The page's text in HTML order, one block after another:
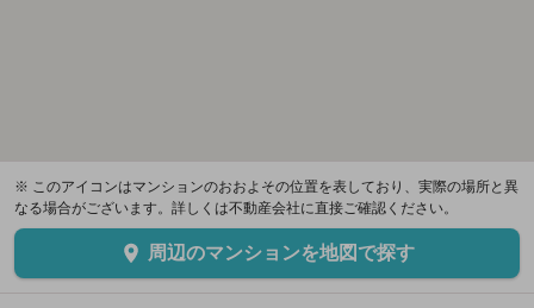
※ このアイコンはマンションのおおよその位置を表しており、実際の場所と異
なる場合がございます。詳しくは不動産会社に直接ご確認ください。
周辺のマンションを地図で探す